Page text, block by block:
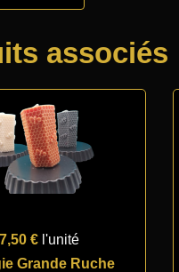
associés
7,50 € l'unité
Grande Ruche